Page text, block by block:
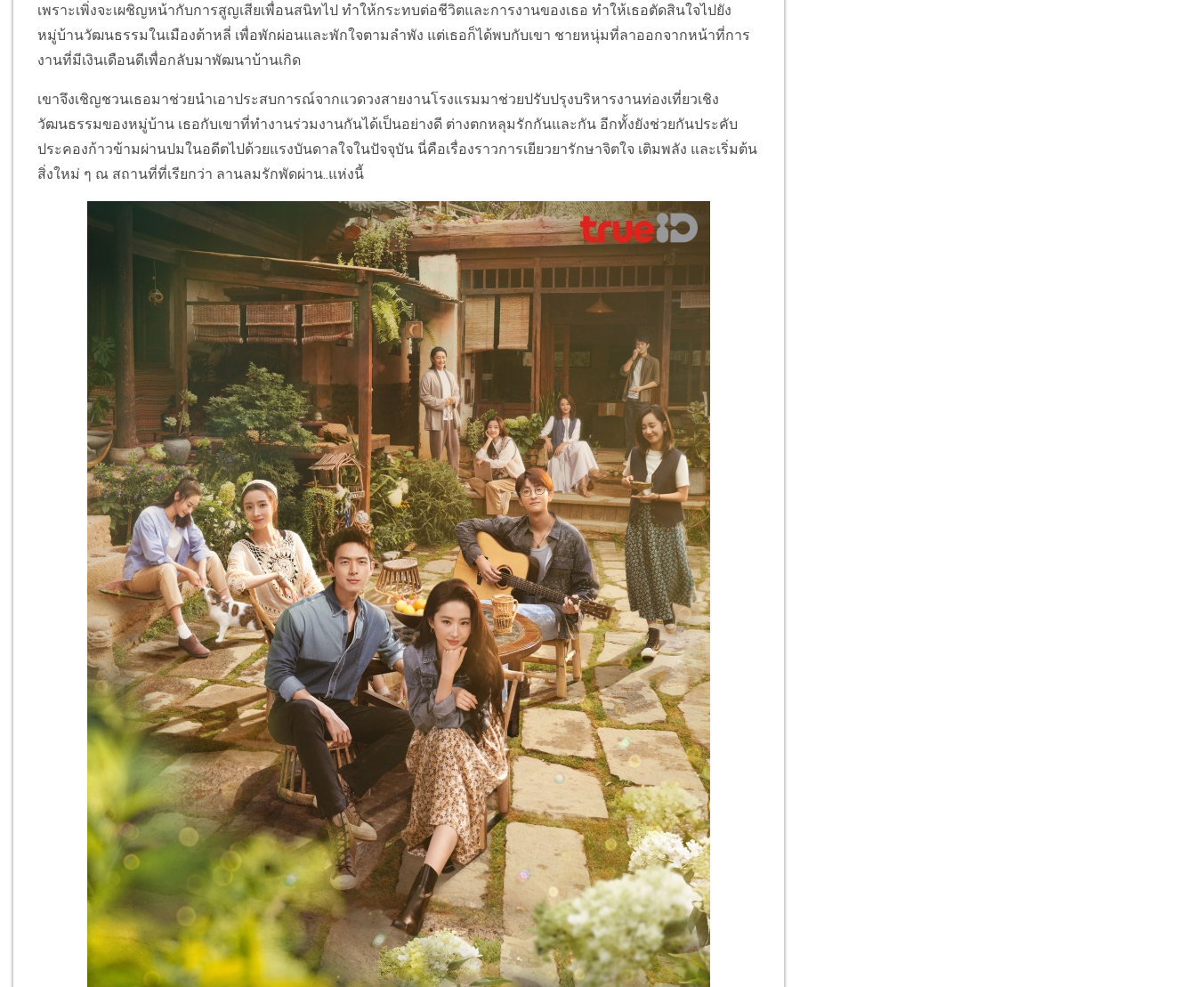
เพราะเพิ่งจะเผชิญหน้ากับการสูญเสียเพื่อนสนิทไป ทำให้กระทบต่อชีวิตและการงานของเธอ ทำให้เธอตัดสินใจไปยัง
หมู่บ้านวัฒนธรรมในเมืองต้าหลี่ เพื่อพักผ่อนและพักใจตามลำพัง แต่เธอก็ได้พบกับเขา ชายหนุ่มที่ลาออกจากหน้าที่การ
งานที่มีเงินเดือนดีเพื่อกลับมาพัฒนาบ้านเกิด
เขาจึงเชิญชวนเธอมาช่วยนำเอาประสบการณ์จากแวดวงสายงานโรงแรมมาช่วยปรับปรุงบริหารงานท่องเที่ยวเชิง
วัฒนธรรมของหมู่บ้าน เธอกับเขาที่ทำงานร่วมงานกันได้เป็นอย่างดี ต่างตกหลุมรักกันและกัน อีกทั้งยังช่วยกันประคับ
ประคองก้าวข้ามผ่านปมในอดีตไปด้วยแรงบันดาลใจในปัจจุบัน นี่คือเรื่องราวการเยียวยารักษาจิตใจ เติมพลัง และเริ่มต้น
สิ่งใหม่ ๆ ณ สถานที่ที่เรียกว่า ลานลมรักพัดผ่าน..แห่งนี้